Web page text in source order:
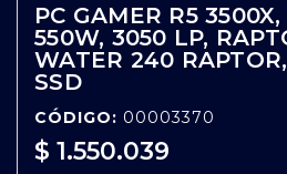
PC GAMER R5
550W, 3050 LP,
WATER 240
SSD
CÓDIGO: 00003370
$ 1.550.039